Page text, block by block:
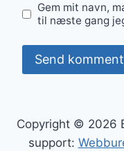
Gem mit navn,
til næste gang
Copyright © 2026
support: